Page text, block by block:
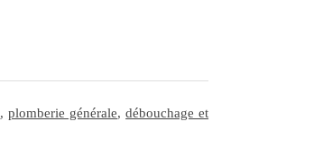
,plomberie générale,débouchage et